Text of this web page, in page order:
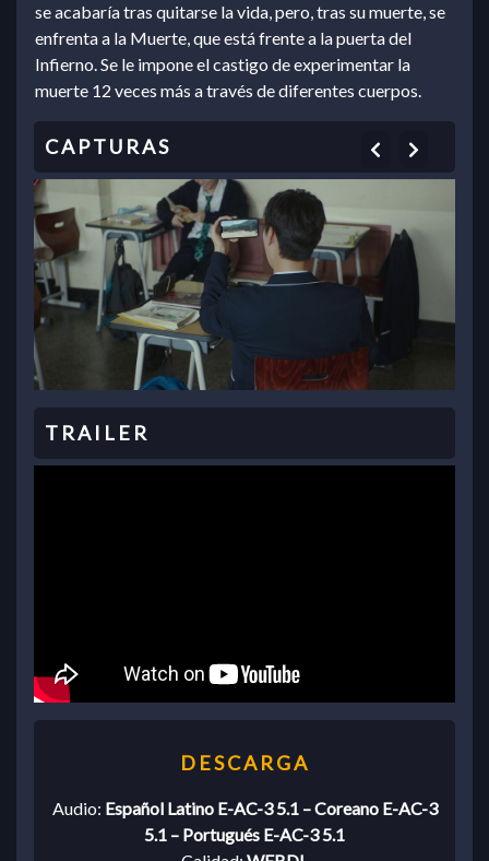
se acabaría tras quitarse la vida, pero, tras su muerte, se
enfrenta a la Muerte, que está frente a la puerta del
Infierno. Se le impone el castigo de experimentar la
muerte 12 veces más a través de diferentes cuerpos.
Previous
Audio: Español Latino E-AC-3 5.1 – Coreano E-AC-3
5.1 – Portugués E-AC-3 5.1